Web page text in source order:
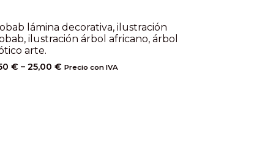
lámina decorativa, ilustración
ilustración árbol africano, árbol
arte.
€ – 25,00 € Precio con IVA